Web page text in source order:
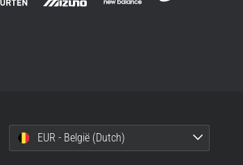
EUR - België (Dutch)